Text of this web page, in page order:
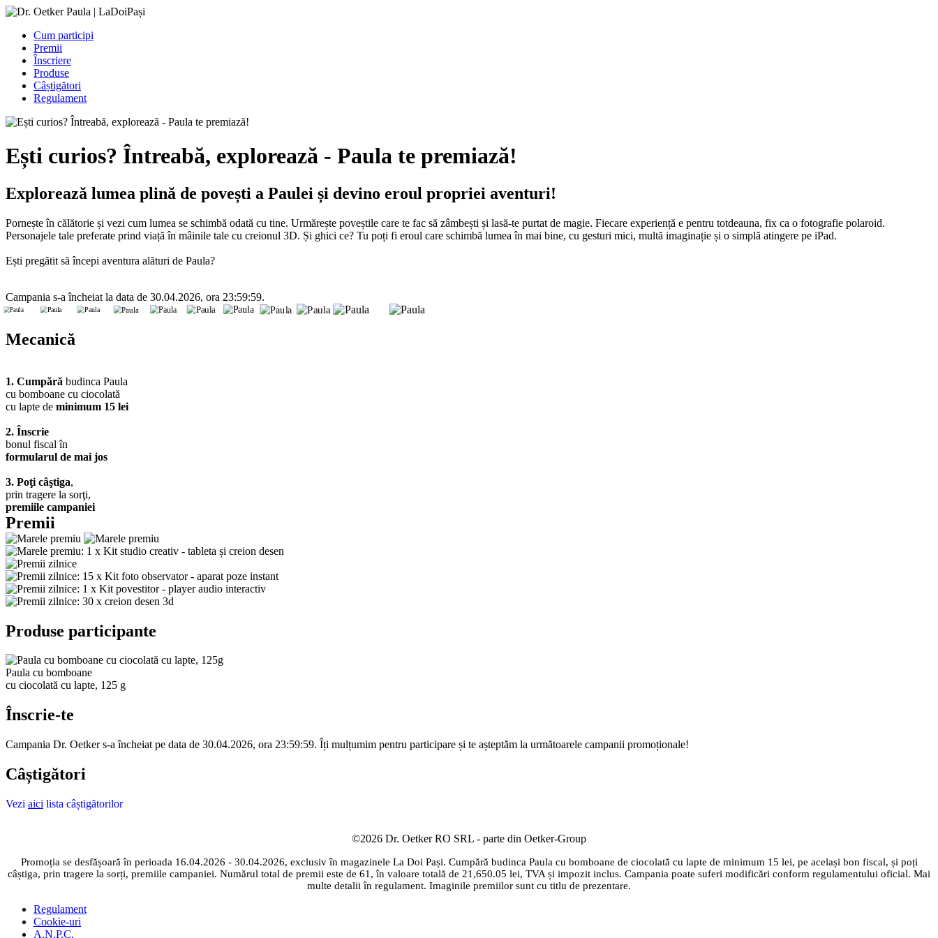
Cum participi
Premii
Înscriere
Produse
Câștigători
Regulament
Ești curios? Întreabă, explorează - Paula te premiază!
Explorează lumea plină de povești a Paulei și devino eroul propriei aventuri!
Pornește în călătorie și vezi cum lumea se schimbă odată cu tine. Urmărește poveștile care te fac să zâmbești și lasă-te purtat de magie. Fiecare experiență e pentru totdeauna, fix ca o fotografie polaroid.
Personajele tale preferate prind viață în mâinile tale cu creionul 3D. Și ghici ce? Tu poți fi eroul care schimbă lumea în mai bine, cu gesturi mici, multă imaginație și o simplă atingere pe iPad.
Ești pregătit să începi aventura alături de Paula?
Campania s-a încheiat la data de 30.04.2026, ora 23:59:59.
Mecanică
1. Cumpără budinca Paula
cu bomboane cu ciocolată
cu lapte de minimum 15 lei
2. Înscrie
bonul fiscal în
formularul de mai jos
3. Poţi câştiga,
prin tragere la sorţi,
premiile campaniei
Premii
Produse participante
Paula cu bomboane
cu ciocolată cu lapte, 125 g
Înscrie-te
Campania Dr. Oetker s-a încheiat pe data de 30.04.2026, ora 23:59:59. Îți mulțumim pentru participare și te așteptăm la următoarele campanii promoționale!
Câștigători
Vezi aici lista câștigătorilor
©2026 Dr. Oetker RO SRL - parte din Oetker-Group
Promoția se desfășoară în perioada 16.04.2026 - 30.04.2026, exclusiv în magazinele La Doi Pași. Cumpără budinca Paula cu bomboane de ciocolată cu lapte de minimum 15 lei, pe același bon fiscal, și poți
câștiga, prin tragere la sorți, premiile campaniei. Numărul total de premii este de 61, în valoare totală de 21,650.05 lei, TVA și impozit inclus. Campania poate suferi modificări conform regulamentului oficial. Mai
multe detalii în regulament. Imaginile premiilor sunt cu titlu de prezentare.
Regulament
Cookie-uri
A.N.P.C.